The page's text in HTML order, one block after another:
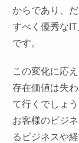
からであり、
すべく優秀な
です。
この変化に応
存在価値は失
て行くでしょ
お客様のビジ
るビジネスや